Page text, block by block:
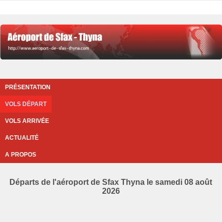
PRÉSENTATION
VOLS DÉPART
VOLS ARRIVÉE
ACTUALITÉ
A PROPOS
Départs de l'aéroport de Sfax Thyna le samedi 08 août
2026